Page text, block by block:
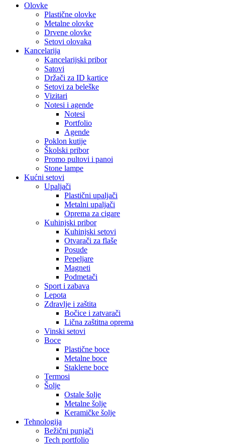
Olovke
Plastične olovke
Metalne olovke
Drvene olovke
Setovi olovaka
Kancelarija
Kancelarijski pribor
Satovi
Držači za ID kartice
Setovi za beleške
Vizitari
Notesi i agende
Notesi
Portfolio
Agende
Poklon kutije
Školski pribor
Promo pultovi i panoi
Stone lampe
Kućni setovi
Upaljači
Plastični upaljači
Metalni upaljači
Oprema za cigare
Kuhinjski pribor
Kuhinjski setovi
Otvarači za flaše
Posude
Pepeljare
Magneti
Podmetači
Sport i zabava
Lepota
Zdravlje i zaštita
Bočice i zatvarači
Lična zaštitna oprema
Vinski setovi
Boce
Plastične boce
Metalne boce
Staklene boce
Termosi
Šolje
Ostale šolje
Metalne šolje
Keramičke šolje
Tehnologija
Bežični punjači
Tech portfolio